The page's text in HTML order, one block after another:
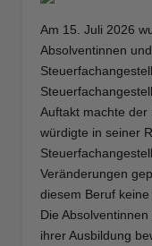
Am 15. Juli 2026
Absolventinnen
Auftakt machte der
würdigte in seiner
Veränderungen
diesem Beruf
Die
ihrer Ausbildung